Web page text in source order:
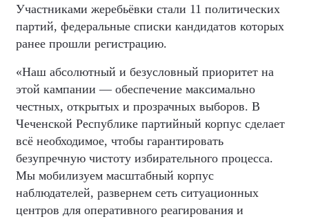
Участниками жеребьёвки стали 11 политических
партий, федеральные списки кандидатов которых
ранее прошли регистрацию.
«Наш абсолютный и безусловный приоритет на
этой кампании — обеспечение максимально
честных, открытых и прозрачных выборов. В
Чеченской Республике партийный корпус сделает
всё необходимое, чтобы гарантировать
безупречную чистоту избирательного процесса.
Мы мобилизуем масштабный корпус
наблюдателей, развернем сеть ситуационных
центров для оперативного реагирования и